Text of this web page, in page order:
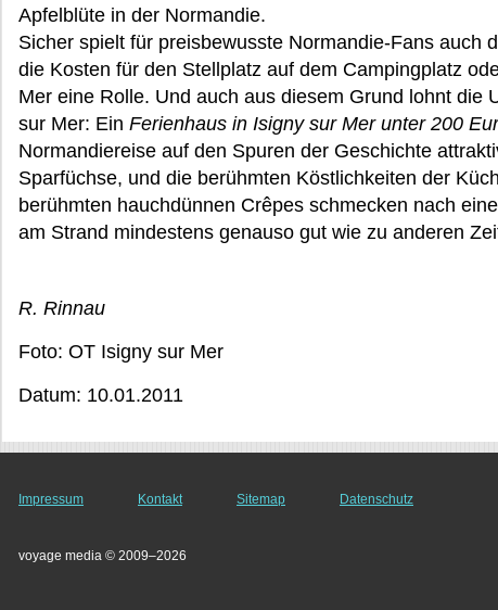
Apfelblüte in der Normandie.
Sicher spielt für preisbewusste Normandie-Fans auch
die Kosten für den Stellplatz auf dem Campingplatz
Mer eine Rolle. Und auch aus diesem Grund lohnt die
sur Mer: Ein Ferienhaus in Isigny sur Mer unter 200
Normandiereise auf den Spuren der Geschichte
Sparfüchse, und die berühmten Köstlichkeiten der
berühmten hauchdünnen Crêpes schmecken nach
am Strand mindestens genauso gut wie zu anderen
R. Rinnau
Foto: OT Isigny sur Mer
Datum: 10.01.2011
Impressum Kontakt Sitemap Datenschutz
voyage media © 2009–2026